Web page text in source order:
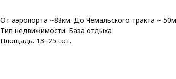
От аэропорта ~88км. До Чемальского тракта ~ 50м
Тип недвижимости: База отдыха
Площадь: 13–25 сот.